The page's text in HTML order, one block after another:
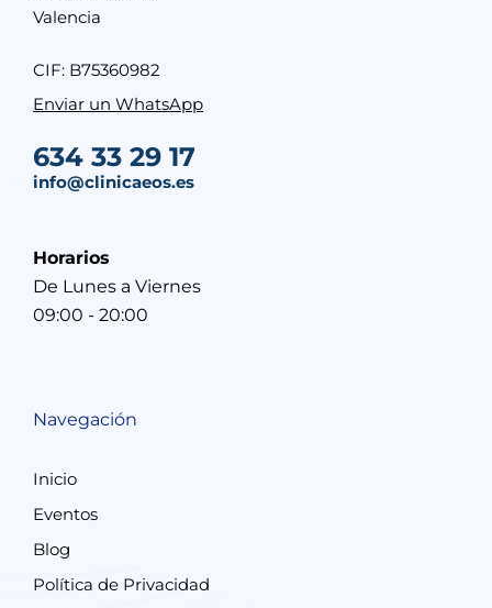
Valencia
CIF: B75360982
634 33 29 17
info@clinicaeos.es
Enviar un WhatsApp
Horarios
De Lunes a Viernes
09:00 - 20:00
Navegación
Inicio
Eventos
Blog
Política de Privacidad